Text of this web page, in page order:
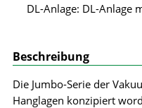
DL-Anlage: DL-Anlage
Beschreibung
Die Jumbo-Serie der
Hanglagen konzipiert